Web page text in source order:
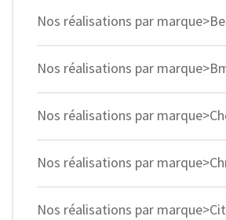
Nos réalisations par
Nos réalisations par
Nos réalisations par
Nos réalisations par
Nos réalisations par